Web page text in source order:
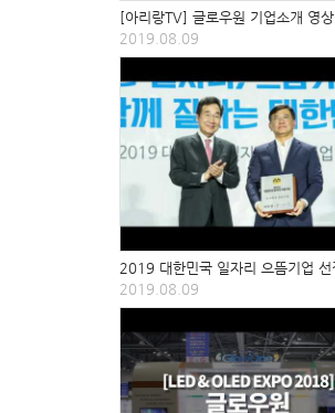
[아리랑TV] 글로우원 기업소개 영상
2019.08.09
2019.08.09